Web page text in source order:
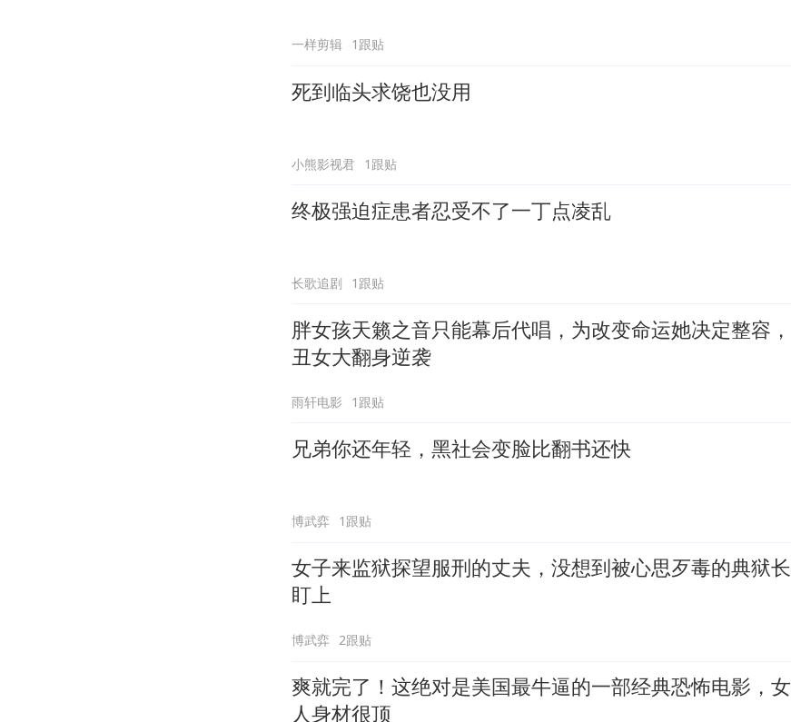
一样剪辑 1跟贴
死到临头求饶也没用
小熊影视君 1跟贴
终极强迫症患者忍受不了一丁点凌乱
长歌追剧 1跟贴
胖女孩天籁之音只能幕后代唱，为改变命运她决定整容，
丑女大翻身逆袭
雨轩电影 1跟贴
兄弟你还年轻，黑社会变脸比翻书还快
博武弈 1跟贴
女子来监狱探望服刑的丈夫，没想到被心思歹毒的典狱长
盯上
博武弈 2跟贴
爽就完了！这绝对是美国最牛逼的一部经典恐怖电影，女
人身材很顶